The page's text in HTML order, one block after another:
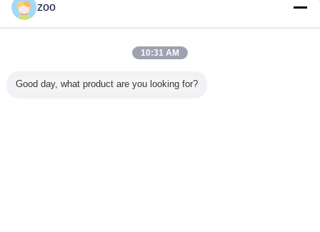
উচ্চ ঘনত্বের এসিড
টেক্সটাইল এসিড সেলুলাসে
zoo
10:31 AM
Good day, what product are you looking for?